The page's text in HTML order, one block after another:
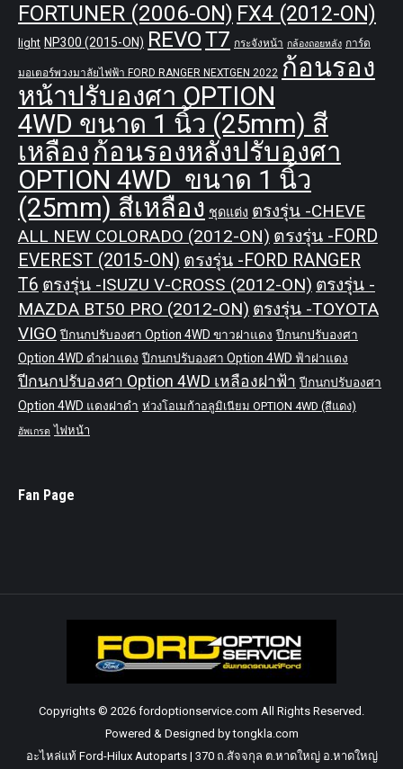
FORTUNER (2006-ON) FX4 (2012-ON)
light NP300 (2015-ON) REVOT7 กระจังหน้า กล้องถอยหลัง การ์ด
มอเตอร์พวงมาลัยไฟฟ้า FORD RANGER NEXTGEN 2022 ก้อนรอง
หน้าปรับองศา OPTION
4WD ขนาด 1 นิ้ว (25mm) สี
เหลือง ก้อนรองหลังปรับองศา
OPTION 4WD ขนาด 1 นิ้ว
(25mm) สีเหลือง ชุดแต่ง ตรงรุ่น -CHEVE
ALL NEW COLORADO (2012-ON) ตรงรุ่น -FORD
EVEREST (2015-ON) ตรงรุ่น -FORD RANGER
T6 ตรงรุ่น -ISUZU V-CROSS (2012-ON) ตรงรุ่น -
MAZDA BT50 PRO (2012-ON) ตรงรุ่น -TOYOTA
VIGO ปีกนกปรับองศา Option 4WD ขาวฝาแดง ปีกนกปรับองศา
Option 4WD ดำฝาแดง ปีกนกปรับองศา Option 4WD ฟ้าฝาแดง
ปีกนกปรับองศา Option 4WD เหลืองฝาฟ้า ปีกนกปรับองศา
Option 4WD แดงฝาดำ ห่วงโอเมก้าอลูมิเนียม OPTION 4WD (สีแดง)
อัพเกรด ไฟหน้า
Fan Page
Copyrights © 2026 fordoptionservice.com All Rights Reserved.
Powered & Designed by tongkla.com
อะไหล่แท้ Ford-Hilux Autoparts | 370 ถ.สัจจกุล ต.หาดใหญ่ อ.หาดใหญ่